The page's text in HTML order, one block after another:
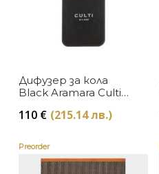
Дифузер за кола
Black Aramara Culti
110 € (215.14 лв.)
Preorder